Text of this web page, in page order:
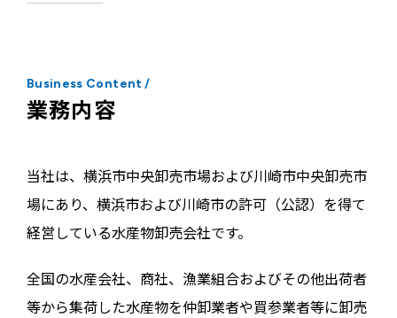
Business Content/
業務内容
当社は、横浜市中央卸売市場および川崎市中央卸売市
場にあり、横浜市および川崎市の許可（公認）を得て
経営している水産物卸売会社です。
全国の水産会社、商社、漁業組合およびその他出荷者
等から集荷した水産物を仲卸業者や買参業者等に卸売